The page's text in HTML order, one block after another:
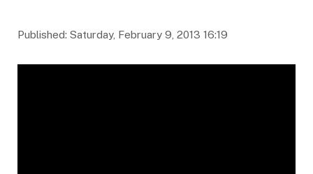
Published: Saturday, February 9, 2013 16:19